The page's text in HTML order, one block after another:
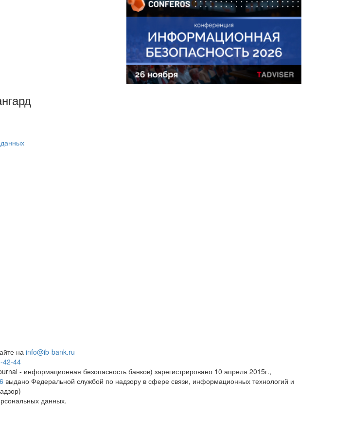
на info@ib-bank.ru
42-44
- информационная безопасность банков) зарегистрировано 10 апреля 2015г.,
выдано Федеральной службой по надзору в сфере связи, информационных технологий и
данных.